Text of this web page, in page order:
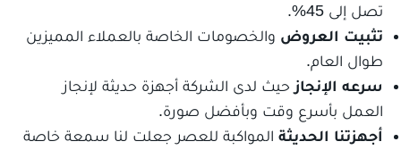
تصل إلى 45%.
تثبيت العروض والخصومات الخاصة بالعملاء المميزين
طوال العام.
سرعه الإنجاز حيث لدى الشركة أجهزة حديثة لإنجاز
العمل بأسرع وقت وبأفضل صورة.
أجهزتنا الحديثة المواكبة للعصر جعلت لنا سمعة خاصة